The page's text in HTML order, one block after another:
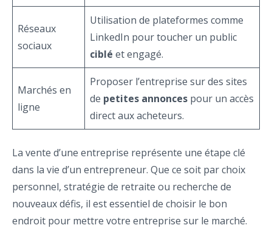
Réseaux
sociaux
Utilisation de plateformes comme
LinkedIn pour toucher un public
ciblé et engagé.
Marchés en
ligne
Proposer l’entreprise sur des sites
de petites annonces pour un accès
direct aux acheteurs.
La vente d’une entreprise représente une étape clé
dans la vie d’un entrepreneur. Que ce soit par choix
personnel, stratégie de retraite ou recherche de
nouveaux défis, il est essentiel de choisir le bon
endroit pour mettre votre entreprise sur le marché.